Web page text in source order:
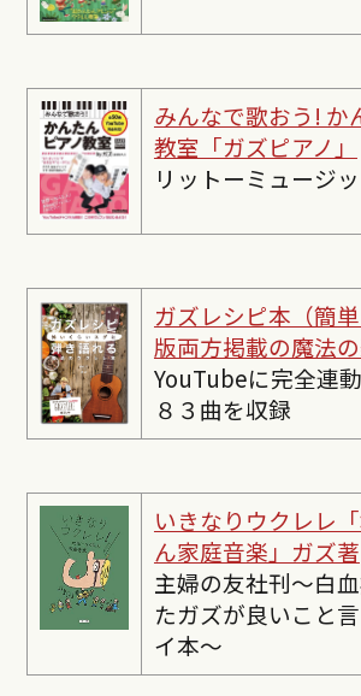
みんなで歌おう! か
教室「ガズピアノ」
リットーミュージ
ガズレシピ本（簡
版両方掲載の魔法の
YouTubeに完全連
８３曲を収録
いきなりウクレレ
ん家庭音楽」ガズ著
主婦の友社刊〜白
たガズが良いこと
イ本〜